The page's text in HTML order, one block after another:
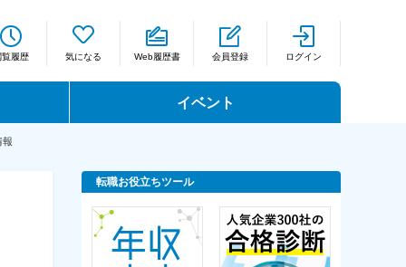
覧履歴 気になる Web履歴書 会員登録 ログイン
イベント
報
転職お役立ちツール